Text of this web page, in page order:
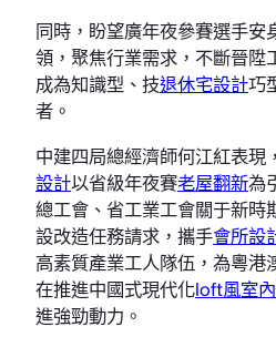
同時，盼望廣年夜參賽選手安
領，聚焦行業需求，不斷晉陞
成為知識型、技退休宅設計巧
者。
中建四局總經濟師何江紅表現
設計以省級年夜賽老屋翻新為
總工會、省工業工會關于新時
設改造任務請求，攜手會所設
高素質產業工人隊伍，為粵港
在推進中國式現代化loft風室
進強勁動力。